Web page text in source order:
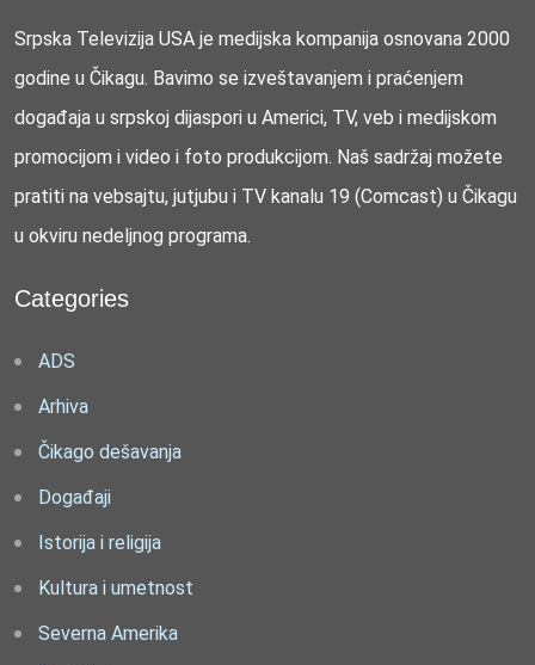
Srpska Televizija USA je medijska kompanija osnovana 2000
godine u Čikagu. Bavimo se izveštavanjem i praćenjem
događaja u srpskoj dijaspori u Americi, TV, veb i medijskom
promocijom i video i foto produkcijom. Naš sadržaj možete
pratiti na vebsajtu, jutjubu i TV kanalu 19 (Comcast) u Čikagu
u okviru nedeljnog programa.
Categories
ADS
Arhiva
Čikago dešavanja
Događaji
Istorija i religija
Kultura i umetnost
Severna Amerika